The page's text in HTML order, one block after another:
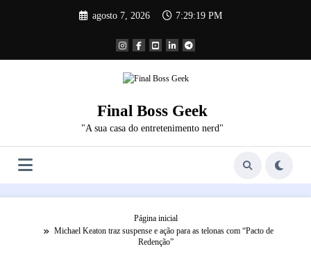
agosto 7, 2026 7:29:20 PM
Final Boss Geek
"A sua casa do entretenimento nerd"
Página inicial
Michael Keaton traz suspense e ação para as telonas com “Pacto de
Redenção”